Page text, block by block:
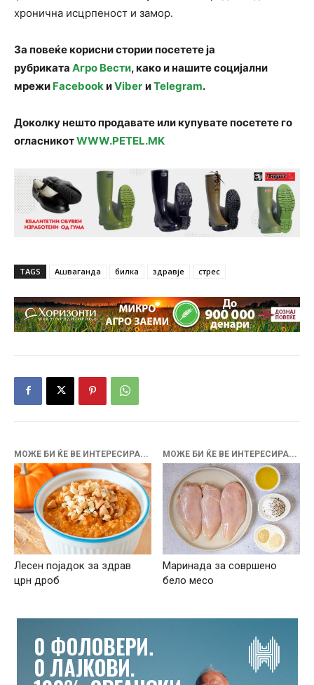
хронична исцрпеност и замор.
За повеќе корисни стории посетете ја
рубриката Агро Вести, како и нашите социјални
мрежи FacebookиViber иTelegram.
Доколку нешто продавате или купувате посетете го
огласникотWWW.PETEL.MK
TAGS Ашваганда билка здравје стрес
МОЖЕ БИ ЌЕ ВЕ ИНТЕРЕСИРА...
Лесен појадок за здрав
црн дроб
МОЖЕ БИ ЌЕ ВЕ ИНТЕРЕСИРА...
Маринада за совршено
бело месо